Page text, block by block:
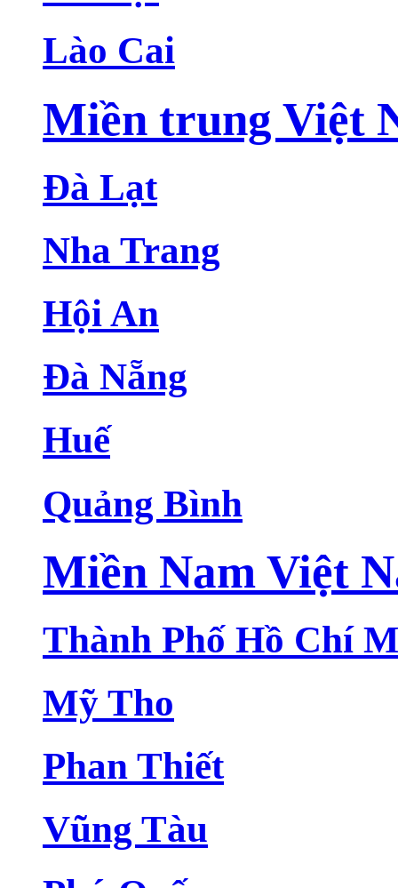
Lào Cai
Miền trung Việt
Đà Lạt
Nha Trang
Hội An
Đà Nẵng
Huế
Quảng Bình
Miền Nam Việt
Thành Phố Hồ Chí
Mỹ Tho
Phan Thiết
Vũng Tàu